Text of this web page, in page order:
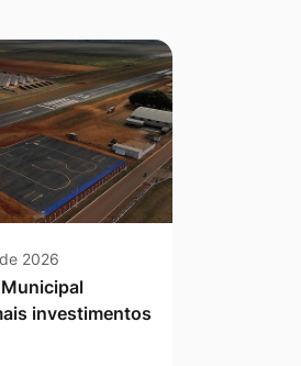
2026
investimentos